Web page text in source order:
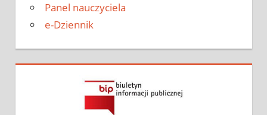
Panel nauczyciela
e-Dziennik